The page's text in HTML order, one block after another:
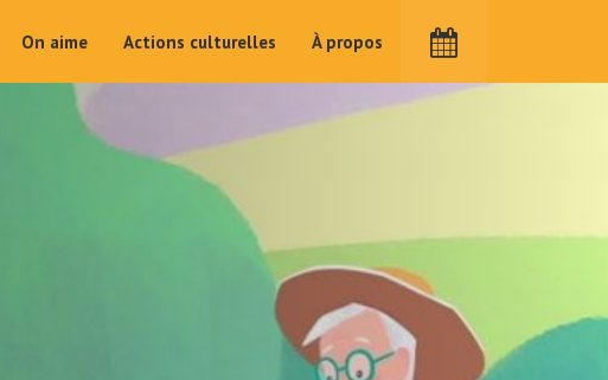
On aime Actions culturelles À propos